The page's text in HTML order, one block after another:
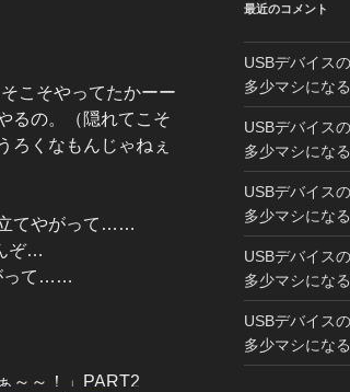
こそやってたかーー
るの。（隠れてこそ
ろくなもんじゃねぇ
立てやがって……
ぞ…
って……
～～！」PART2
最近のコメント
USBデバイス
多少マシにな
USBデバイス
多少マシにな
USBデバイス
多少マシにな
USBデバイス
多少マシにな
USBデバイス
多少マシにな